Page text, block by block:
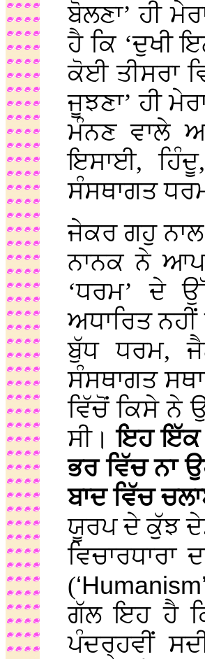
ਬੋਲਣਾ’ ਹੀ
ਹੈ ਕਿ ‘ਦੁਖੀ
ਕੋਈ ਤੀਸਰਾ
ਜੂਝਣਾ’ ਹੀ
ਮੰਨਣ ਵਾਲੇ
ਇਸਾਈ,
ਸੰਸਥਾਗਤ
ਜੇਕਰ ਗਹੁ ਨਾਲ
ਨਾਨਕ ਨੇ
‘ਧਰਮ’ ਦੇ
ਅਧਾਰਿਤ
ਬੁੱਧ ਧਰਮ,
ਸੰਸਥਾਗਤ
ਵਿੱਚੋਂ ਕਿਸੇ ਨੇ
ਸੀ।ਇਹ ਇੱਕ
ਭਰ ਵਿੱਚ ਨਾ
ਬਾਦ ਵਿੱਚ
ਯੂਰਪ ਦੇ ਕੁੱਝ
ਵਿਚਾਰਧਾਰਾ
(‘Humanism’
ਗੱਲ ਇਹ ਹੈ
ਪੰਦਰ੍ਹਵੀਂ